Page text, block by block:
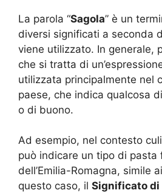
La parola “Sagola” è un
diversi significati a seconda
viene utilizzato. In generale,
che si tratta di
utilizzata principalmente nel
paese, che indica qualcosa
o di buono.
Ad esempio, nel contesto
può indicare un tipo di pasta
dell’Emilia-Romagna, simile
questo caso, il Significato di